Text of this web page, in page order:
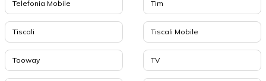
Telefonia Mobile Tim
Tiscali Tiscali Mobile
Tooway TV